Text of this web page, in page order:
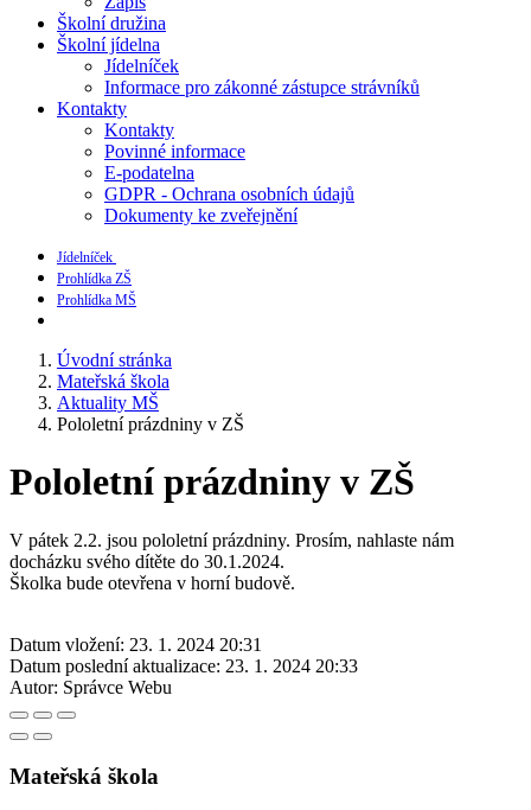
Školní družina
Školní jídelna
Jídelníček
Informace pro zákonné zástupce strávníků
Kontakty
Kontakty
Povinné informace
E-podatelna
GDPR - Ochrana osobních údajů
Dokumenty ke zveřejnění
Jídelníček
Prohlídka ZŠ
Prohlídka MŠ
Úvodní stránka
Mateřská škola
Aktuality MŠ
Pololetní prázdniny v ZŠ
Pololetní prázdniny v ZŠ
V pátek 2.2. jsou pololetní prázdniny. Prosím, nahlaste nám
docházku svého dítěte do 30.1.2024.
Školka bude otevřena v horní budově.
Datum vložení: 23. 1. 2024 20:31
Datum poslední aktualizace: 23. 1. 2024 20:33
Autor: Správce Webu
Mateřská škola